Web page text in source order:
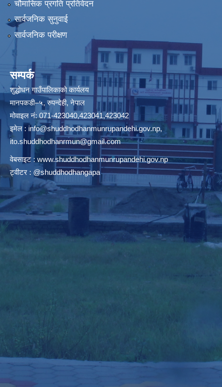
चौमासिक प्रगति प्रतिवेदन
सार्वजनिक सुनुवाई
सार्वजनिक परीक्षण
सम्पर्क
शुद्धोधन गाउँपालिकाको कार्यलय
मानपकडी–५, रुपन्देही, नेपाल
मोवाइल नं: 071-423040,423041,423042
इमेल : info@shuddhodhanmunrupandehi.gov.np,
ito.shuddhodhanrmun@gmail.com
वेबसाइट : www.shuddhodhanmunrupandehi.gov.np
ट्वीटर : @shuddhodhangapa